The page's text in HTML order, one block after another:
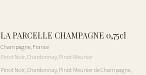
LA PARCELLE CHAMPAGNE 0,75cl
Champagne,France
Pinot Noir, Chardonnay, Pinot Meunier
Pinot Noir, Chardonnay, Pinot Meunier de Champagne,